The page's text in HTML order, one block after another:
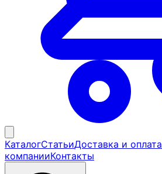
КаталогСтатьиДоставка и оплата
компанииКонтакты